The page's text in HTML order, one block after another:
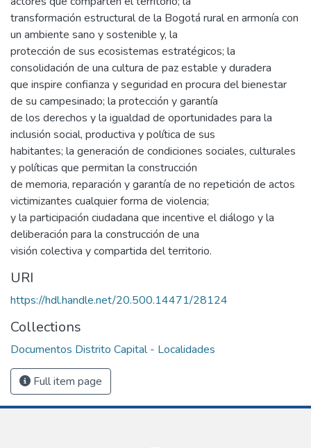
transformación estructural de la Bogotá rural en armonía con
un ambiente sano y sostenible y, la
protección de sus ecosistemas estratégicos; la
consolidación de una cultura de paz estable y duradera
que inspire confianza y seguridad en procura del bienestar
de su campesinado; la protección y garantía
de los derechos y la igualdad de oportunidades para la
inclusión social, productiva y política de sus
habitantes; la generación de condiciones sociales, culturales
y políticas que permitan la construcción
de memoria, reparación y garantía de no repetición de actos
victimizantes cualquier forma de violencia;
y la participación ciudadana que incentive el diálogo y la
deliberación para la construcción de una
visión colectiva y compartida del territorio.
URI
https://hdl.handle.net/20.500.14471/28124
Collections
Documentos Distrito Capital - Localidades
Full item page